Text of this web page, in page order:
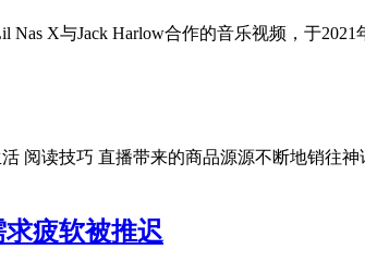
Nas X与Jack Harlow合作的音乐视频，于
阅读技巧 直播带来的商品源源不断地销往
疲软被推迟